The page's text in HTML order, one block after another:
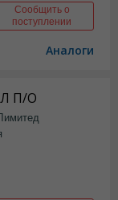
Сообщить о
поступлении
Аналоги
П/О